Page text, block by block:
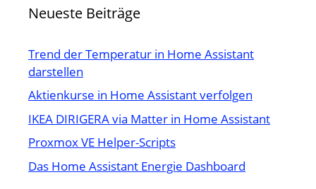
Neueste Beiträge
Trend der Temperatur in Home Assistant
darstellen
Aktienkurse in Home Assistant verfolgen
IKEA DIRIGERA via Matter in Home Assistant
Proxmox VE Helper-Scripts
Das Home Assistant Energie Dashboard